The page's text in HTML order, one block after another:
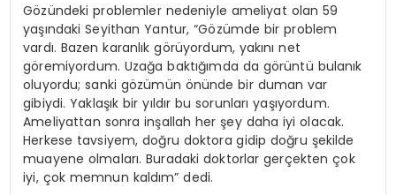
Gözündeki problemler nedeniyle ameliyat olan 59
yaşındaki Seyithan Yantur, “Gözümde bir problem
vardı. Bazen karanlık görüyordum, yakını net
göremiyordum. Uzağa baktığımda da görüntü bulanık
oluyordu; sanki gözümün önünde bir duman var
gibiydi. Yaklaşık bir yıldır bu sorunları yaşıyordum.
Ameliyattan sonra inşallah her şey daha iyi olacak.
Herkese tavsiyem, doğru doktora gidip doğru şekilde
muayene olmaları. Buradaki doktorlar gerçekten çok
iyi, çok memnun kaldım” dedi.